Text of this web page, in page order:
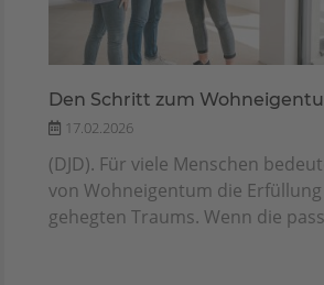
Den Schritt zum
17.02.2026
(DJD). Für viele Menschen
von Wohneigentum die
gehegten Traums. Wenn die